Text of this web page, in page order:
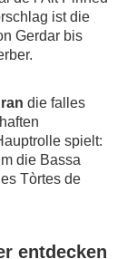
ist die
Gerdar bis
die falles
spielt:
die Bassa
Tòrtes de
entdecken